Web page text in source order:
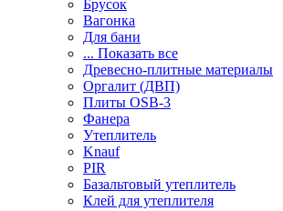
Брусок
Вагонка
Для бани
... Показать все
Древесно-плитные материалы
Оргалит (ДВП)
Плиты OSB-3
Фанера
Утеплитель
Knauf
PIR
Базальтовый утеплитель
Клей для утеплителя